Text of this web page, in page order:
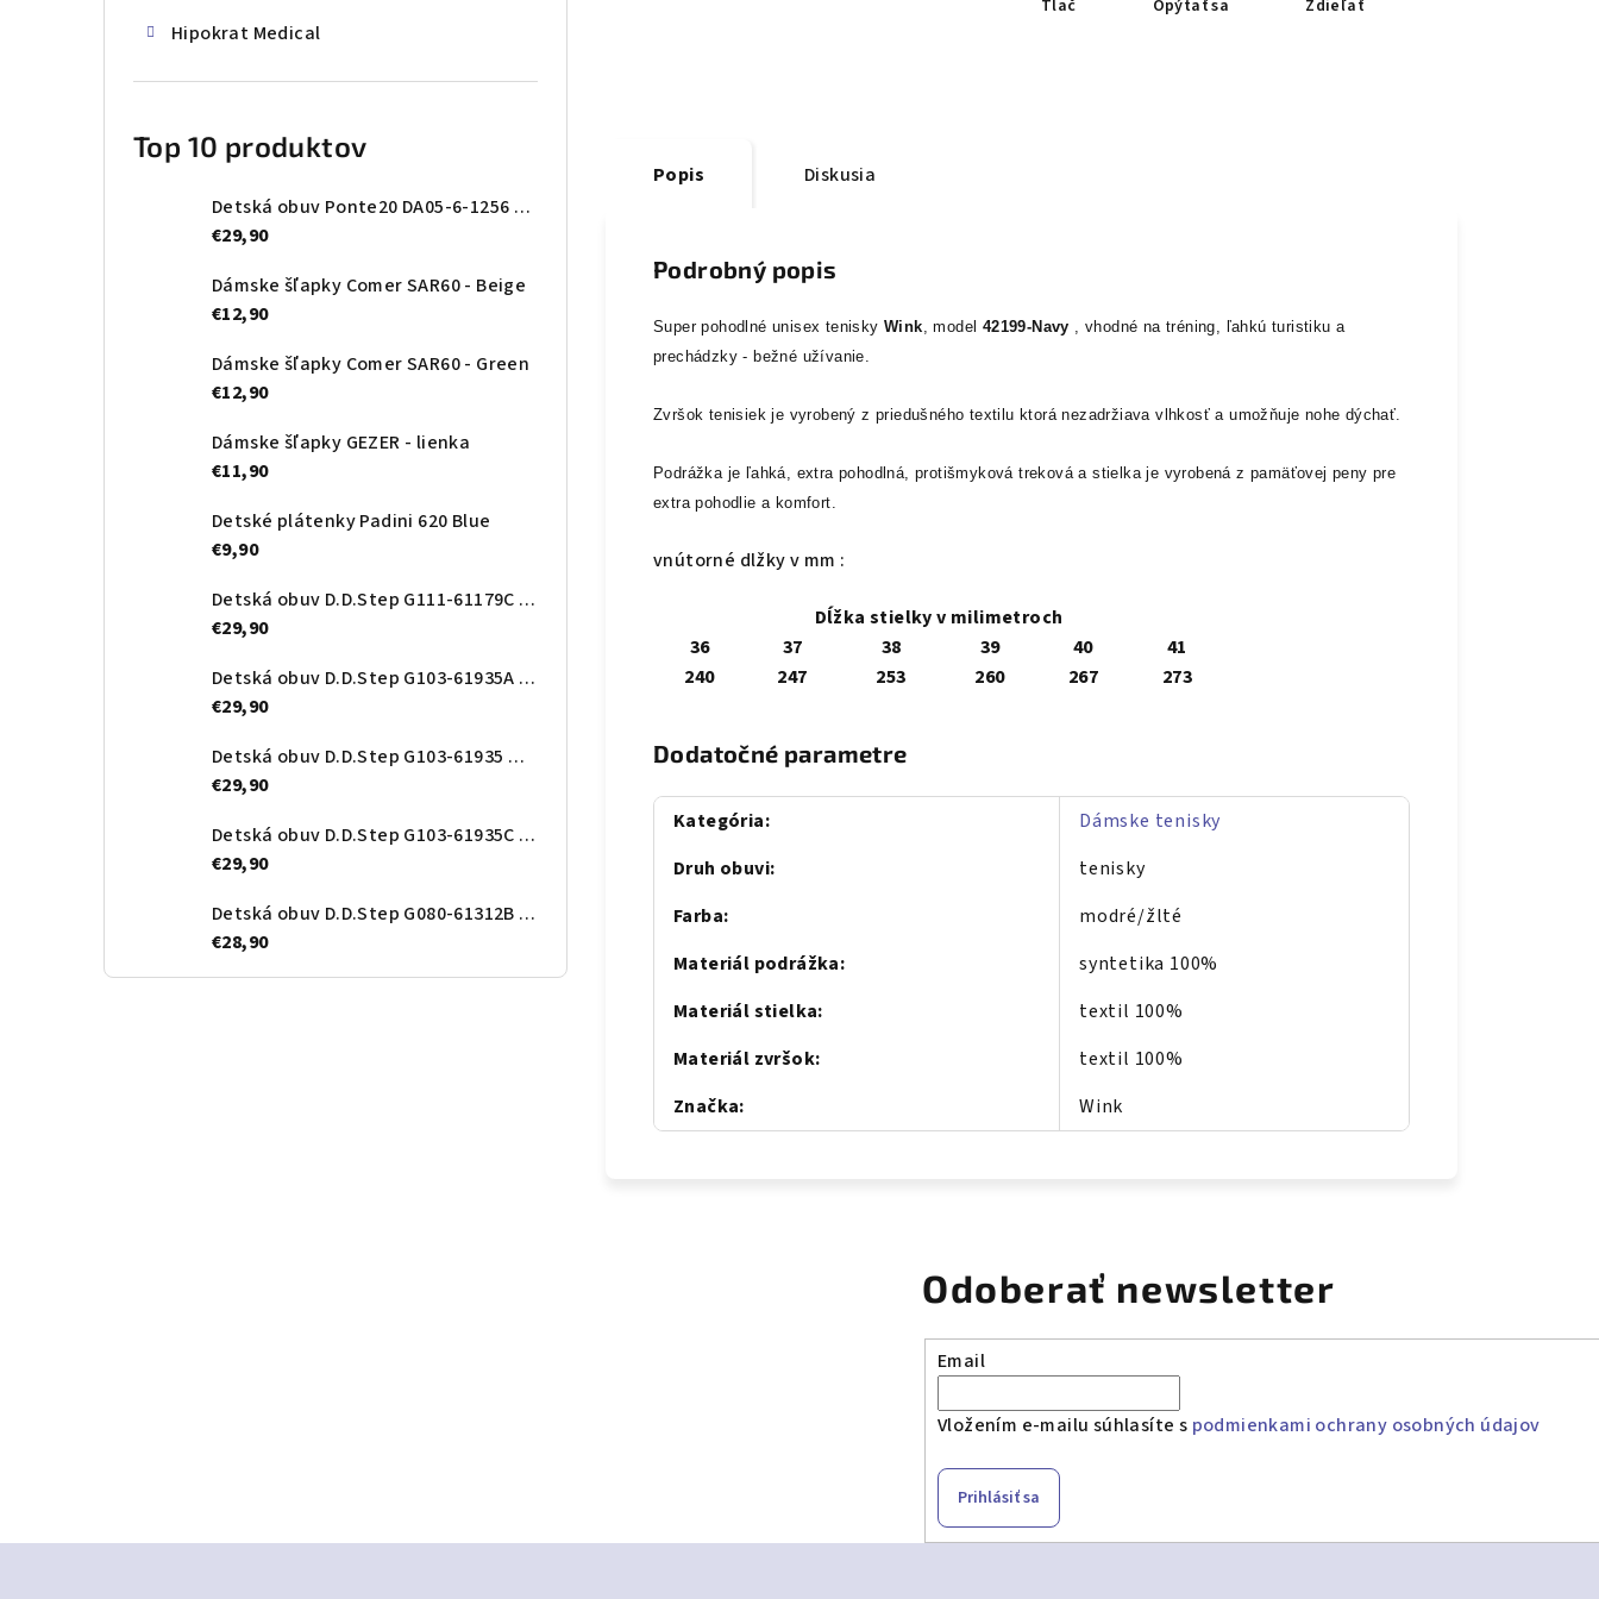
Hipokrat Medical
Top 10 produktov
Detská obuv Ponte20 DA05-6-1256 Oceanic
€29,90
Dámske šľapky Comer SAR60 - Beige
€12,90
Dámske šľapky Comer SAR60 - Green
€12,90
Dámske šľapky GEZER - lienka
€11,90
Detské plátenky Padini 620 Blue
€9,90
Detská obuv D.D.Step G111-61179C Rose gold
€29,90
Detská obuv D.D.Step G103-61935A Royal Blue
€29,90
Detská obuv D.D.Step G103-61935 Orange
€29,90
Detská obuv D.D.Step G103-61935C Gold
€29,90
Detská obuv D.D.Step G080-61312B Royal blue
€28,90
Tlač Opýtať sa Zdieľať
Popis Diskusia
Podrobný popis
Super pohodlné unisex tenisky Wink, model 42199-Navy , vhodné na tréning, ľahkú turistiku a
prechádzky - bežné užívanie.
Zvršok tenisiek je vyrobený z priedušného textilu ktorá nezadržiava vlhkosť a umožňuje nohe dýchať.
Podrážka je ľahká, extra pohodlná, protišmyková treková a stielka je vyrobená z pamäťovej peny pre
extra pohodlie a komfort.
vnútorné dlžky v mm :
Dĺžka stielky v milimetroch
36
37 38 39 40
41
240
247 253 260 267 273
Dodatočné parametre
Kategória:
Dámske tenisky
Druh obuvi:
tenisky
Farba:
modré/žlté
Materiál podrážka:
syntetika 100%
Materiál stielka:
textil 100%
Materiál zvršok:
textil 100%
Značka: Wink
Odoberať newsletter
Email
Vložením e-mailu súhlasíte s podmienkami ochrany osobných údajov
Prihlásiť sa